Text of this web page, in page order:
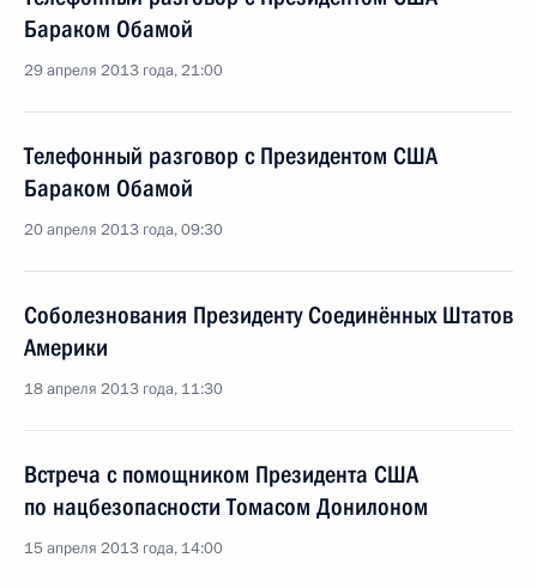
Бараком Обамой
29 апреля 2013 года, 21:00
Телефонный разговор с Президентом США
Бараком Обамой
20 апреля 2013 года, 09:30
Соболезнования Президенту Соединённых Штатов
Америки
18 апреля 2013 года, 11:30
Встреча с помощником Президента США
по нацбезопасности Томасом Донилоном
15 апреля 2013 года, 14:00